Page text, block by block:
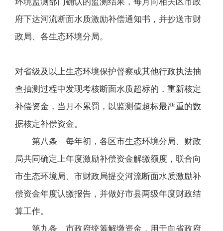
府下达河流断面水质激励补偿通知书，并抄送市财
政局、各生态环境分局。
对省级及以上生态环境保护督察或其他行政执法抽
查抽测过程中发现考核断面水质超标的，重新核定
补偿资金，当月不累罚，以监测值超标最严重的数
据核定补偿资金。
第八条 每年初，各区市生态环境分局、财政
局共同确定上年度激励补偿资金解缴额度，联合向
市生态环境局、市财政局提交河流断面水质激励补
偿资金年度认缴报告，并做好市县两级年度财政结
算工作。
第九条 市政府统筹解缴资金，用于向省政府